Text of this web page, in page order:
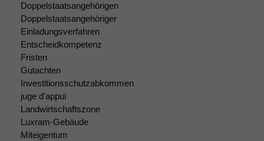
Doppelstaatsangehörigen
Doppelstaatsangehöriger
Einladungsverfahren
Entscheidkompetenz
Fristen
Gutachten
Investitionsschutzabkommen
juge d'appui
Landwirtschaftszone
Luxram-Gebäude
Miteigentum